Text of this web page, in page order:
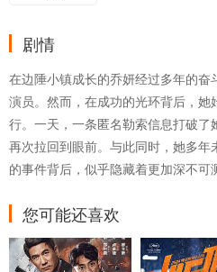
剧情
在边陲小镇成长的乔妍经过多年的
演员。然而，在成功的光环背后，
行。一天，一条匿名勒索信息打破
再次拉回到眼前。与此同时，她多
的事件背后，似乎隐藏着更加深不可
您可能还喜欢